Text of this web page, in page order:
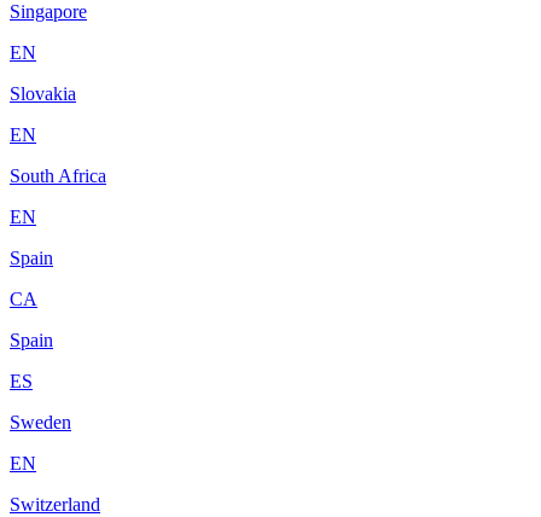
Singapore
EN
Slovakia
EN
South Africa
EN
Spain
CA
Spain
ES
Sweden
EN
Switzerland